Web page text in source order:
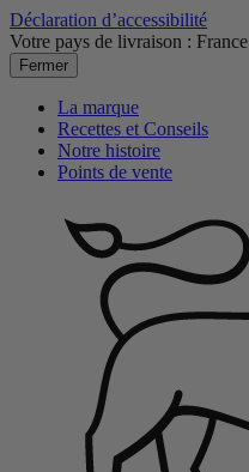
Déclaration d’accessibilité
Votre pays de livraison : France
Fermer
La marque
Recettes et Conseils
Notre histoire
Points de vente